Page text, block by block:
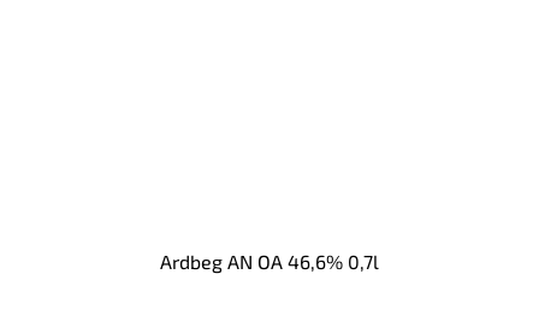
Ardbeg AN OA 46,6% 0,7l